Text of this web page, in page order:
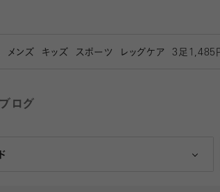
メンズ キッズ スポーツ レッグケア 3 足1,485
ログ